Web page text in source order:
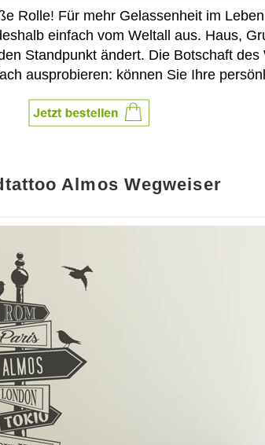
Rolle! Für mehr Gelassenheit im
einfach vom Weltall aus. Haus,
Standpunkt ändert. Die Botschaft
ausprobieren: können Sie Ihre
Almos Wegweiser